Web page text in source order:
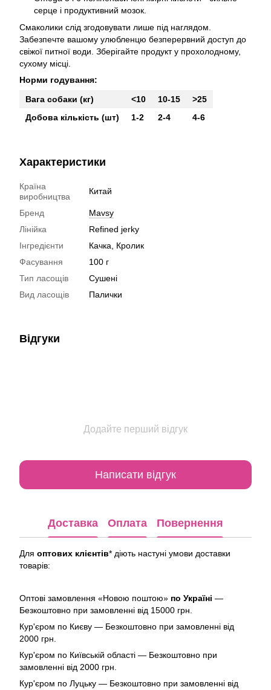
серце і продуктивний мозок.
Смаколики слід згодовувати лише під наглядом.
Забезпечте вашому улюбленцю безперервний доступ до
свіжої питної води. Зберігайте продукт у прохолодному,
сухому місці.
Норми годування:
Вага собаки (кг)
<10 10-15
>25
Добова кількість (шт)
1-2 2-4 4-6
Характеристики
Країна
виробництва
Китай
Бренд
Mavsy
Лінійка
Refined jerky
Інгредієнти
Качка, Кролик
Фасування
100 г
Тип ласощів
Сушені
Вид ласощів
Палички
Відгуки
Додайте перший відгук
Написати відгук
Доставка Оплата Повернення
Для оптових клієнтів* діють настуні умови доставки
товарів:
Оптові замовлення «Новою поштою» по Україні —
Безкоштовно при замовленні від 15000 грн.
Кур'єром по Києву — Безкоштовно при замовленні від
2000 грн.
Кур'єром по Київській області — Безкоштовно при
замовленні від 2000 грн.
Кур'єром по Луцьку — Безкоштовно при замовленні від